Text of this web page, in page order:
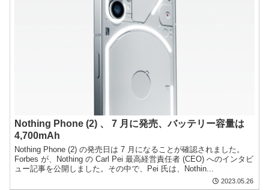
Nothing Phone (2) 、 7 月に発売、バッテリー容量は
4,700mAh
Nothing Phone (2) の発売日は 7 月になることが確認されました。
Forbes が、Nothing の Carl Pei 最高経営責任者 (CEO) へのインタビ
ュー記事を公開しました。その中で、Pei 氏は、Nothin...
2023.05.26